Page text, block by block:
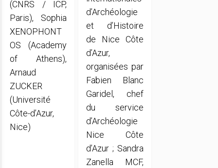
(CNRS / ICP,
Paris), Sophia
XENOPHONT
OS (Academy
of Athens),
Arnaud
ZUCKER
(Université
Côte-d’Azur,
Nice)
d’Archéologie
et d’Histoire
de Nice Côte
d’Azur,
organisées par
Fabien Blanc
Garidel, chef
du service
d’Archéologie
Nice Côte
d’Azur ; Sandra
Zanella MCF,